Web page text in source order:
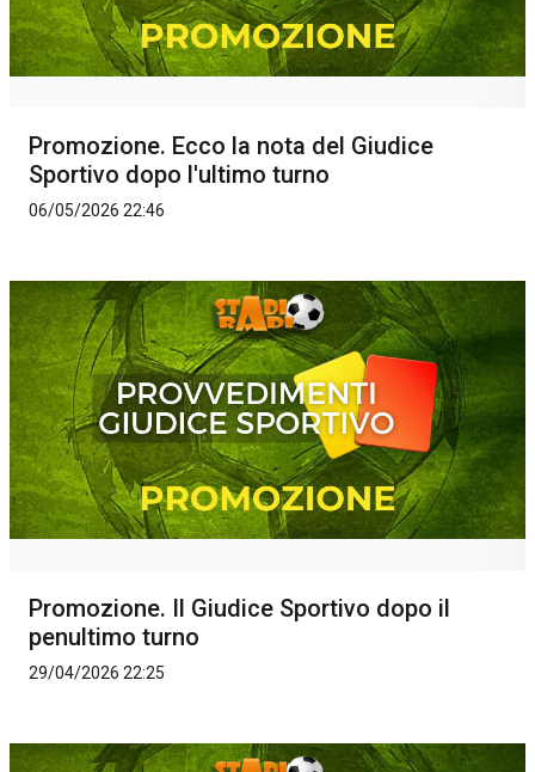
Promozione. Ecco la nota del Giudice
Sportivo dopo l'ultimo turno
06/05/2026 22:46
Promozione. Il Giudice Sportivo dopo il
penultimo turno
29/04/2026 22:25